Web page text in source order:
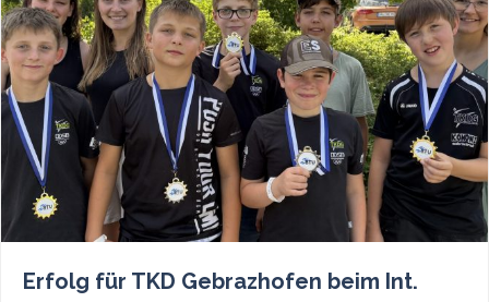
Erfolg für TKD Gebrazhofen beim Int.